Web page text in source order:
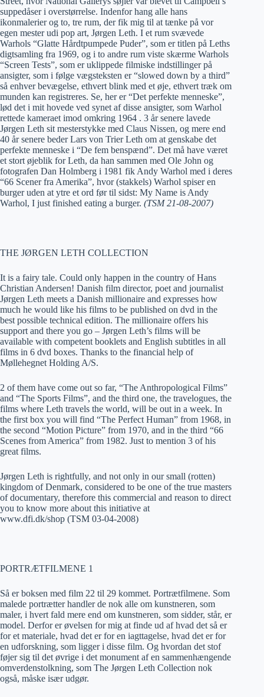
suppedåser i overstørrelse. Indenfor hang alle hans
ikonmalerier og to, tre rum, der fik mig til at tænke på vor
egen mester udi pop art, Jørgen Leth. I et rum svævede
Warhols “Glatte Hårdtpumpede Puder”, som er titlen på Leths
digtsamling fra 1969, og i to andre rum viste skærme Warhols
“Screen Tests”, som er uklippede filmiske indstillinger på
ansigter, som i følge vægsteksten er “slowed down by a third”
så enhver bevægelse, ethvert blink med et øje, ethvert træk om
munden kan registreres. Se, her er “Det perfekte menneske”,
lød det i mit hovede ved synet af disse ansigter, som Warhol
rettede kameraet imod omkring 1964 . 3 år senere lavede
Jørgen Leth sit mesterstykke med Claus Nissen, og mere end
40 år senere beder Lars von Trier Leth om at genskabe det
perfekte menneske i “De fem benspænd”. Det må have været
et stort øjeblik for Leth, da han sammen med Ole John og
fotografen Dan Holmberg i 1981 fik Andy Warhol med i deres
“66 Scener fra Amerika”, hvor (stakkels) Warhol spiser en
burger uden at ytre et ord før til sidst: My Name is Andy
Warhol, I just finished eating a burger. (TSM 21-08-2007)
THE JØRGEN LETH COLLECTION
It is a fairy tale. Could only happen in the country of Hans
Christian Andersen! Danish film director, poet and journalist
Jørgen Leth meets a Danish millionaire and expresses how
much he would like his films to be published on dvd in the
best possible technical edition. The millionaire offers his
support and there you go – Jørgen Leth’s films will be
available with competent booklets and English subtitles in all
films in 6 dvd boxes. Thanks to the financial help of
Møllehegnet Holding A/S.
2 of them have come out so far, “The Anthropological Films”
and “The Sports Films”, and the third one, the travelogues, the
films where Leth travels the world, will be out in a week. In
the first box you will find “The Perfect Human” from 1968, in
the second “Motion Picture” from 1970, and in the third “66
Scenes from America” from 1982. Just to mention 3 of his
great films.
Jørgen Leth is rightfully, and not only in our small (rotten)
kingdom of Denmark, considered to be one of the true masters
of documentary, therefore this commercial and reason to direct
you to know more about this initiative at
www.dfi.dk/shop (TSM 03-04-2008)
PORTRÆTFILMENE 1
Så er boksen med film 22 til 29 kommet. Portrætfilmene. Som
malede portrætter handler de nok alle om kunstneren, som
maler, i hvert fald mere end om kunstneren, som sidder, står, er
model. Derfor er øvelsen for mig at finde ud af hvad det så er
for et materiale, hvad det er for en iagttagelse, hvad det er for
en udforskning, som ligger i disse film. Og hvordan det stof
føjer sig til det øvrige i det monument af en sammenhængende
omverdenstolkning, som The Jørgen Leth Collection nok
også, måske især udgør.